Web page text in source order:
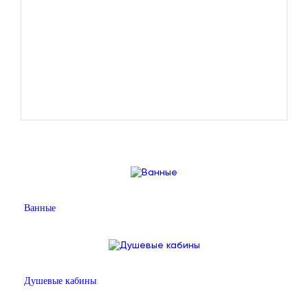
Ванные
Душевые кабины